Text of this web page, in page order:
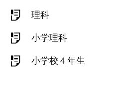
理科
小学理科
小学校４年生